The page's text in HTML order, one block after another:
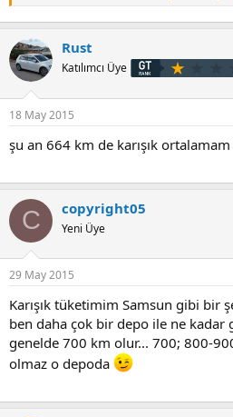
hızlanıyor. Tek şikayetçi olduğum
yapacak birşey yok. Kendi kendime C
için buna da şükür diyorum. Bugün
bir 5 saat daha rahat rahat giderdim.
şehirlerarası yollar GOLF'ün en rahat
Son tüketim değerleri;
( Tatil boyunca devamlı klima 21
açılmadı. O nedenle değerler klima ve
nedeniyle biraz yüksek oldu. )
Rust
Katılımcı Üye
18 May 2015
şu an 664 km de karışık
C copyright05
Yeni Üye
29 May 2015
Karışık tüketimim Samsun gibi bir
ben daha çok bir depo ile ne kadar
genelde 700 km olur... 700; 800-
olmaz o depoda